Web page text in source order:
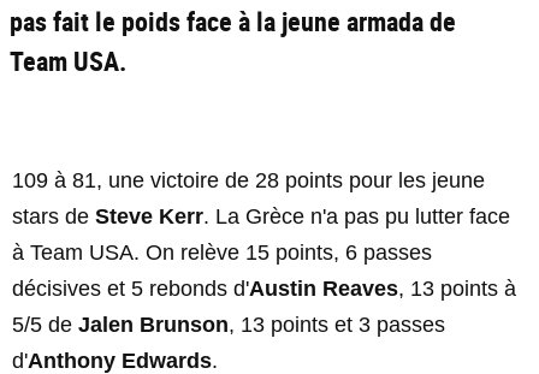
pas fait le poids face à la jeune armada de
Team USA.
109 à 81, une victoire de 28 points pour les jeune
stars de Steve Kerr. La Grèce n'a pas pu lutter face
à Team USA. On relève 15 points, 6 passes
décisives et 5 rebonds d'Austin Reaves, 13 points à
5/5 de Jalen Brunson, 13 points et 3 passes
d'Anthony Edwards.